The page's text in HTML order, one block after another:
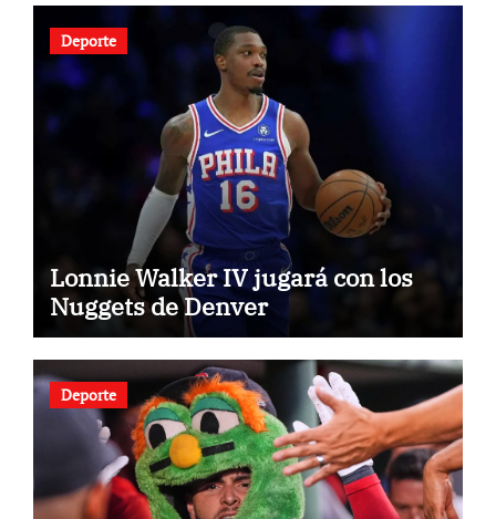
Deporte
Lonnie Walker IV jugará con los
Nuggets de Denver
Deporte